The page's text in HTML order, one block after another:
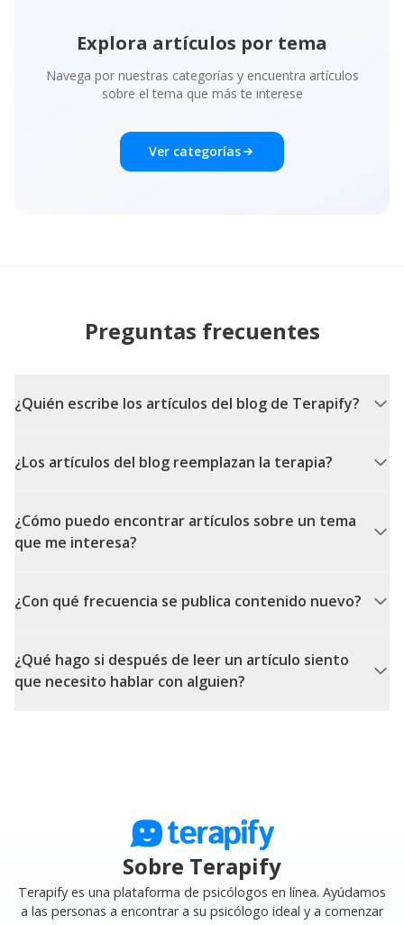
Explora artículos por tema
Navega por nuestras categorías y encuentra artículos
sobre el tema que más te interese
Ver categorías
Preguntas frecuentes
¿Quién escribe los artículos del blog de Terapify?
¿Los artículos del blog reemplazan la terapia?
¿Cómo puedo encontrar artículos sobre un tema
que me interesa?
¿Con qué frecuencia se publica contenido nuevo?
¿Qué hago si después de leer un artículo siento
que necesito hablar con alguien?
Sobre Terapify
Terapify es una plataforma de psicólogos en línea. Ayúdamos
a las personas a encontrar a su psicólogo ideal y a comenzar